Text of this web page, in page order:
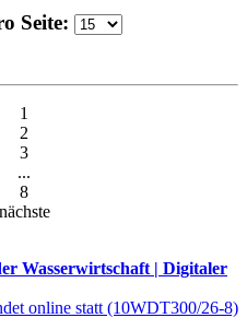
Seite:
1
2
3
...
8
nächste
Wasserwirtschaft | Digitaler
online statt (10WDT300/26-8)